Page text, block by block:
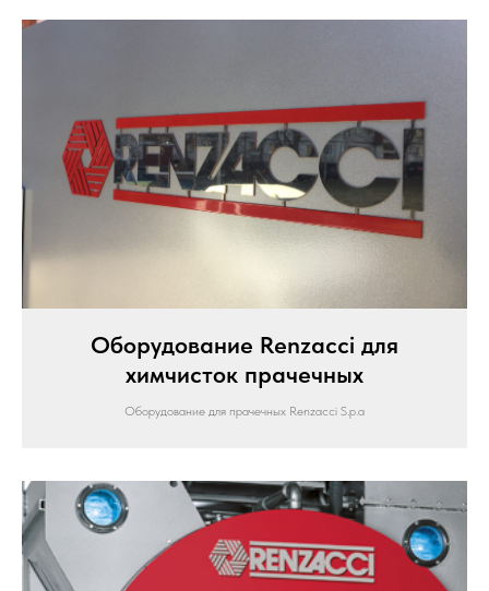
Оборудование Renzacci для
химчисток прачечных
Оборудование для прачечных Renzacci S.p.a